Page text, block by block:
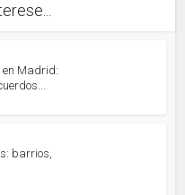
Madrid:
barrios,